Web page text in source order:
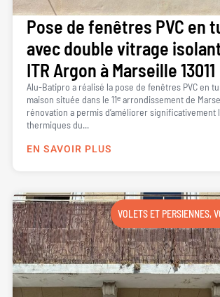
Pose de fenêtres PVC en
avec double vitrage
ITR Argon à Marseille 13011
Alu-Batipro a réalisé la pose de fenêtres PVC en
maison située dans le 11ᵉ arrondissement de
rénovation a permis d’améliorer
thermiques du...
EN SAVOIR PLUS
VOLETS ET PERSIENNES,